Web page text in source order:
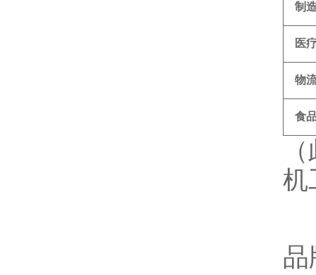
制
医
物
食
机